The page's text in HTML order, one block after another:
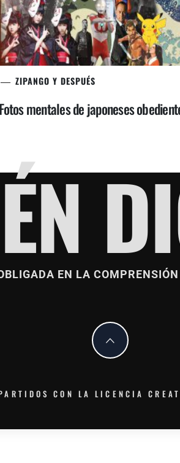
ZIPANGO Y DESPUÉS
Fotos mentales de japoneses
EN LA
CON LA LICENCIA